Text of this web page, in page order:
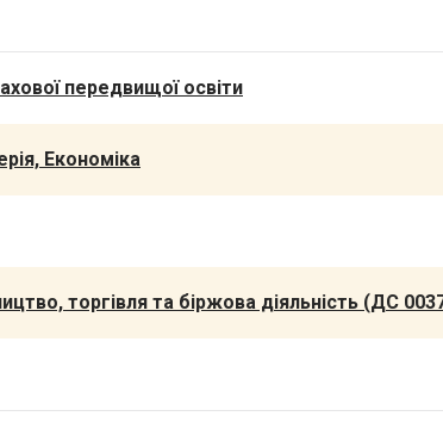
передвищої освіти
Економіка
торгівля та біржова діяльність (ДС